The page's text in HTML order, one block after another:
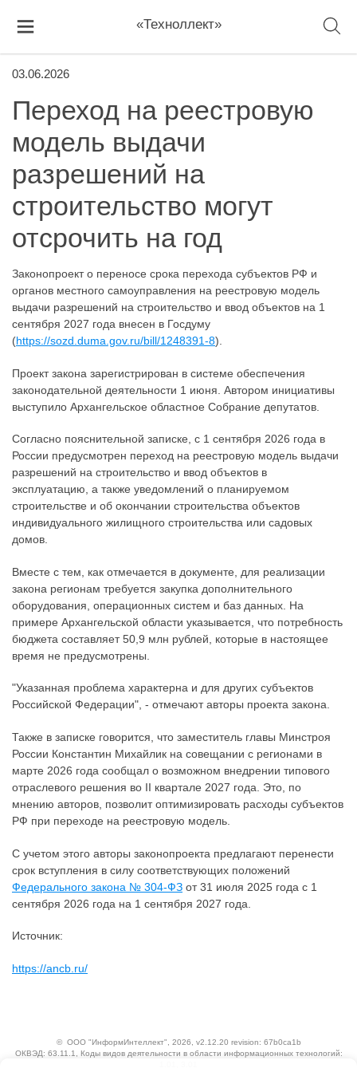
«Техноллект»
03.06.2026
Переход на реестровую
модель выдачи
разрешений на
строительство могут
отсрочить на год
Законопроект о переносе срока перехода субъектов РФ и
органов местного самоуправления на реестровую модель
выдачи разрешений на строительство и ввод объектов на 1
сентября 2027 года внесен в Госдуму
(https://sozd.duma.gov.ru/bill/1248391-8).
Проект закона зарегистрирован в системе обеспечения
законодательной деятельности 1 июня. Автором инициативы
выступило Архангельское областное Собрание депутатов.
Согласно пояснительной записке, с 1 сентября 2026 года в
России предусмотрен переход на реестровую модель выдачи
разрешений на строительство и ввод объектов в
эксплуатацию, а также уведомлений о планируемом
строительстве и об окончании строительства объектов
индивидуального жилищного строительства или садовых
домов.
Вместе с тем, как отмечается в документе, для реализации
закона регионам требуется закупка дополнительного
оборудования, операционных систем и баз данных. На
примере Архангельской области указывается, что потребность
бюджета составляет 50,9 млн рублей, которые в настоящее
время не предусмотрены.
"Указанная проблема характерна и для других субъектов
Российской Федерации", - отмечают авторы проекта закона.
Также в записке говорится, что заместитель главы Минстроя
России Константин Михайлик на совещании с регионами в
марте 2026 года сообщал о возможном внедрении типового
отраслевого решения во II квартале 2027 года. Это, по
мнению авторов, позволит оптимизировать расходы субъектов
РФ при переходе на реестровую модель.
С учетом этого авторы законопроекта предлагают перенести
срок вступления в силу соответствующих положений
Федерального закона № 304-ФЗ от 31 июля 2025 года с 1
сентября 2026 года на 1 сентября 2027 года.
Источник:
https://ancb.ru/
© ООО "ИнформИнтеллект" , 2026, v2.12.20 revision: 67b0ca1b
ОКВЭД: 63.11.1, Коды видов деятельности в области информационных технологий: